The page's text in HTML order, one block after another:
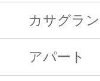
カサグラ
アパート